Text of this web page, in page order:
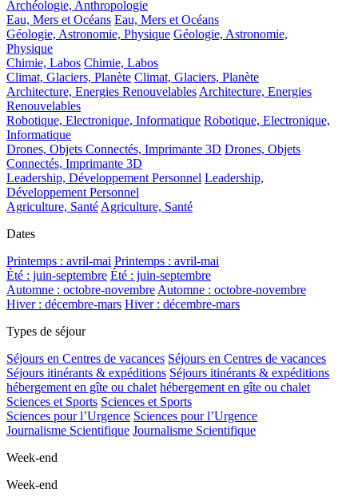
Archéologie, Anthropologie
Eau, Mers et Océans Eau, Mers et Océans
Géologie, Astronomie, Physique Géologie, Astronomie,
Physique
Chimie, Labos Chimie, Labos
Climat, Glaciers, Planète Climat, Glaciers, Planète
Architecture, Energies Renouvelables Architecture, Energies
Renouvelables
Robotique, Electronique, Informatique Robotique, Electronique,
Informatique
Drones, Objets Connectés, Imprimante 3D Drones, Objets
Connectés, Imprimante 3D
Leadership, Développement Personnel Leadership,
Développement Personnel
Agriculture, Santé Agriculture, Santé
Dates
Printemps : avril-mai Printemps : avril-mai
Été : juin-septembre Été : juin-septembre
Automne : octobre-novembre Automne : octobre-novembre
Hiver : décembre-mars Hiver : décembre-mars
Types de séjour
Séjours en Centres de vacances Séjours en Centres de vacances
Séjours itinérants & expéditions Séjours itinérants & expéditions
hébergement en gîte ou chalet hébergement en gîte ou chalet
Sciences et Sports Sciences et Sports
Sciences pour l’Urgence Sciences pour l’Urgence
Journalisme Scientifique Journalisme Scientifique
Week-end
Week-end